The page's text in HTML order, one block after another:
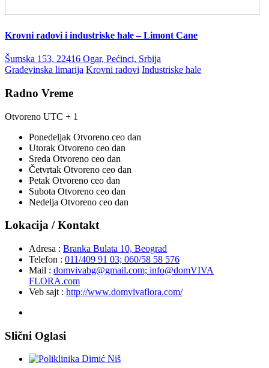
Krovni radovi i industriske hale – Limont Cane
Šumska 153, 22416 Ogar, Pećinci, Srbija
Građevinska limarija Krovni radovi Industriske hale
Radno Vreme
Otvoreno UTC + 1
Ponedeljak Otvoreno ceo dan
Utorak Otvoreno ceo dan
Sreda Otvoreno ceo dan
Četvrtak Otvoreno ceo dan
Petak Otvoreno ceo dan
Subota Otvoreno ceo dan
Nedelja Otvoreno ceo dan
Lokacija / Kontakt
Adresa : Branka Bulata 10, Beograd
Telefon : 011/409 91 03; 060/58 58 576
Mail : domvivabg@gmail.com; info@domVIVA
FLORA.com
Veb sajt : http://www.domvivaflora.com/
Slični Oglasi